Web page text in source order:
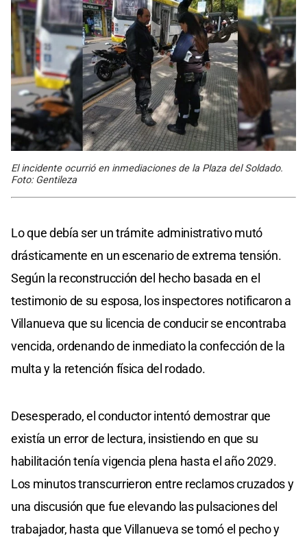
El incidente ocurrió en inmediaciones de la Plaza del Soldado.
Foto: Gentileza
Lo que debía ser un trámite administrativo mutó
drásticamente en un escenario de extrema tensión.
Según la reconstrucción del hecho basada en el
testimonio de su esposa, los inspectores notificaron a
Villanueva que su licencia de conducir se encontraba
vencida, ordenando de inmediato la confección de la
multa y la retención física del rodado.
Desesperado, el conductor intentó demostrar que
existía un error de lectura, insistiendo en que su
habilitación tenía vigencia plena hasta el año 2029.
Los minutos transcurrieron entre reclamos cruzados y
una discusión que fue elevando las pulsaciones del
trabajador, hasta que Villanueva se tomó el pecho y